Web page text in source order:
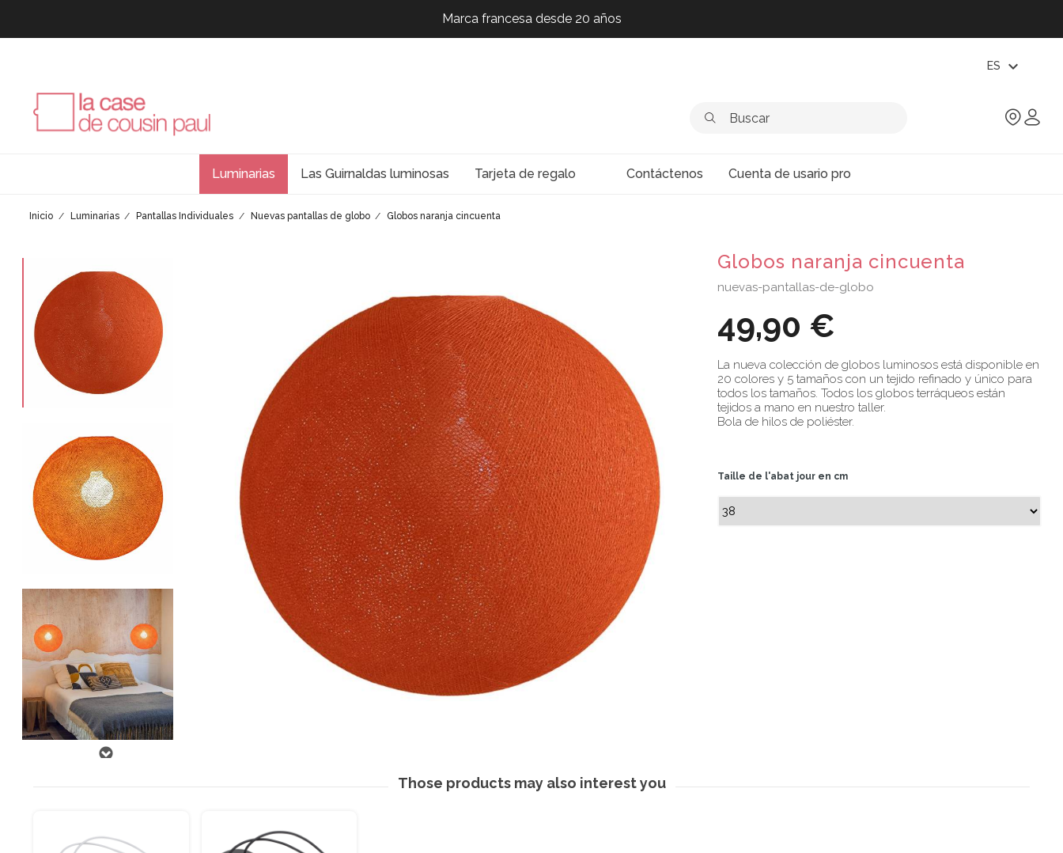
Marca francesa desde 20 años
Marca francesa desde 20 años
ES expand_more
Luminarias Las Guirnaldas luminosas Tarjeta de regalo Contáctenos Cuenta de usario pro
Inicio Luminarias Pantallas Individuales Nuevas pantallas de globo Globos naranja cincuenta
Globos naranja cincuenta
nuevas-pantallas-de-globo
49,90 €
La nueva colección de globos luminosos está disponible en
20 colores y 5 tamaños con un tejido refinado y único para
todos los tamaños. Todos los globos terráqueos están
tejidos a mano en nuestro taller.
Bola de hilos de poliéster.
Taille de l'abat jour en cm
Those products may also interest you